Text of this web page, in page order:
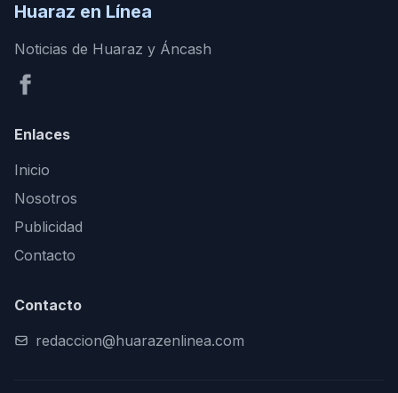
Huaraz en Línea
Noticias de Huaraz y Áncash
Enlaces
Inicio
Nosotros
Publicidad
Contacto
Contacto
redaccion@huarazenlinea.com